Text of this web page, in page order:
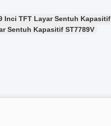
Inci TFT Layar Sentuh Kapasitif
Sentuh Kapasitif ST7789V